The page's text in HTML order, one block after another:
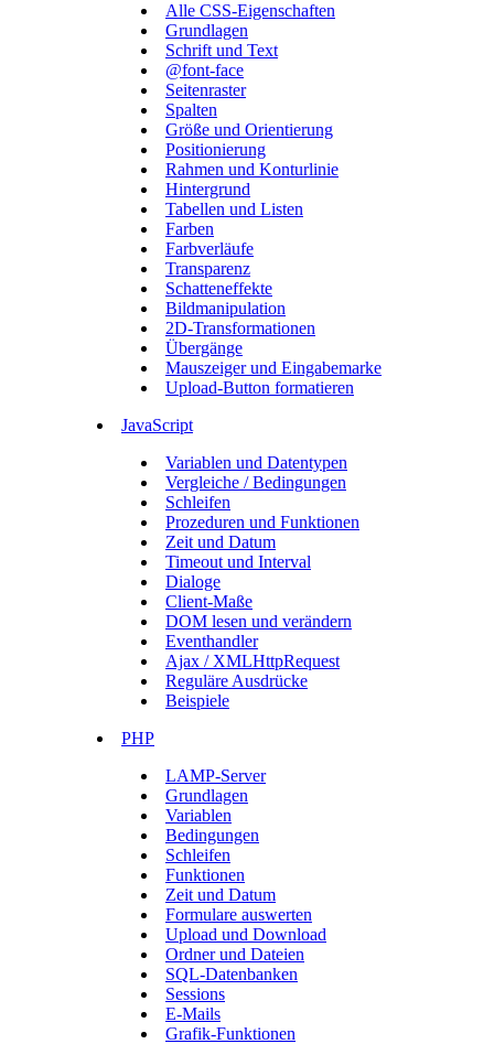
Alle CSS-Eigenschaften
Grundlagen
Schrift und Text
@font-face
Seitenraster
Spalten
Größe und Orientierung
Positionierung
Rahmen und Konturlinie
Hintergrund
Tabellen und Listen
Farben
Farbverläufe
Transparenz
Schatteneffekte
Bildmanipulation
2D-Transformationen
Übergänge
Mauszeiger und Eingabemarke
Upload-Button formatieren
JavaScript
Variablen und Datentypen
Vergleiche / Bedingungen
Schleifen
Prozeduren und Funktionen
Zeit und Datum
Timeout und Interval
Dialoge
Client-Maße
DOM lesen und verändern
Eventhandler
Ajax / XMLHttpRequest
Reguläre Ausdrücke
Beispiele
PHP
LAMP-Server
Grundlagen
Variablen
Bedingungen
Schleifen
Funktionen
Zeit und Datum
Formulare auswerten
Upload und Download
Ordner und Dateien
SQL-Datenbanken
Sessions
E-Mails
Grafik-Funktionen